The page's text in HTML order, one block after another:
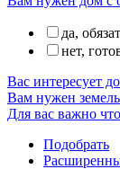
да,
нет,
Вас интересует
Вам нужен
Для вас важно
Подобрать